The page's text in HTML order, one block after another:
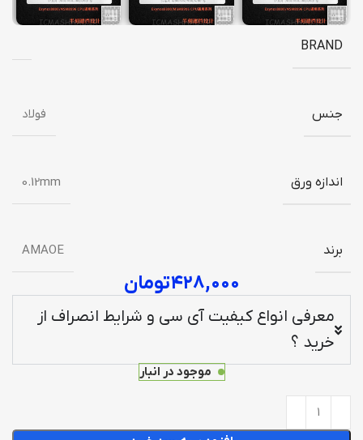
BRAND
جنس فولاد
اندازه ورق 0.12mm
برند AMAOE
۴۲۸,۰۰۰تومان
معرفی انواع کیفیت آی سی و شرایط انصراف از
خرید ؟
موجود در انبار